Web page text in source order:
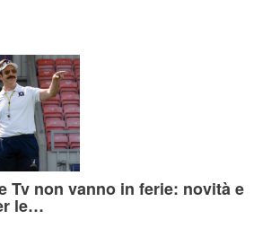
Tv non vanno in ferie: novità e
le…